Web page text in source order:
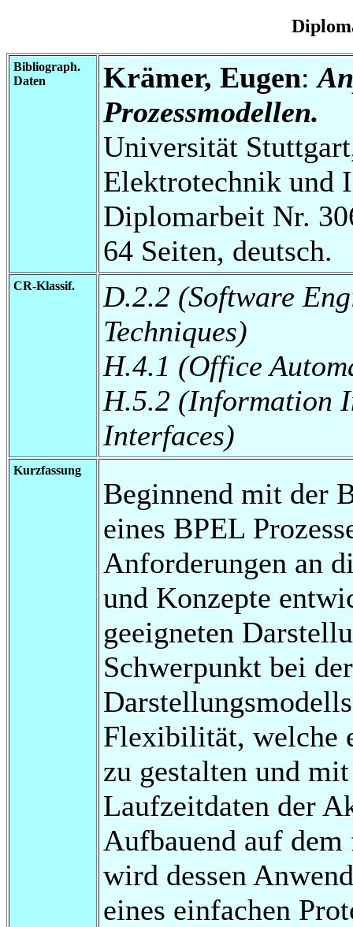
Bibliograph.
Daten
Krämer, Eugen:
Prozessmodellen.
Universität
Elektrotechnik und
Diplomarbeit Nr.
64 Seiten, deutsch.
CR-Klassif.
D.2.2 (Software
Techniques)
H.4.1 (Office
H.5.2 (Information
Interfaces)
Kurzfassung
Beginnend mit der
eines BPEL
Anforderungen an
und Konzepte
geeigneten
Schwerpunkt bei
Flexibilität, welche
zu gestalten und
Laufzeitdaten der
Aufbauend auf
wird dessen
eines einfachen